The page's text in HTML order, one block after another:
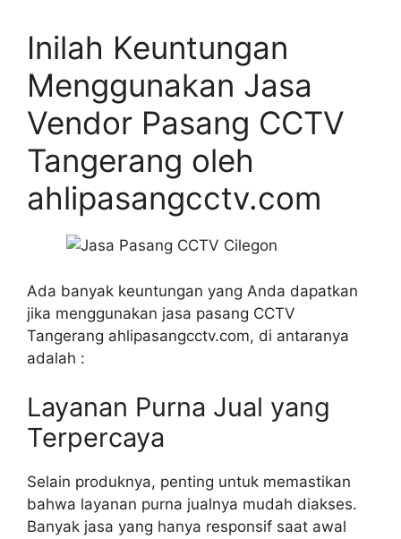
Inilah Keuntungan
Menggunakan Jasa
Vendor Pasang CCTV
Tangerang oleh
ahlipasangcctv.com
Ada banyak keuntungan yang Anda dapatkan
jika menggunakan jasa pasang CCTV
Tangerang ahlipasangcctv.com, di antaranya
adalah :
Layanan Purna Jual yang
Terpercaya
Selain produknya, penting untuk memastikan
bahwa layanan purna jualnya mudah diakses.
Banyak jasa yang hanya responsif saat awal